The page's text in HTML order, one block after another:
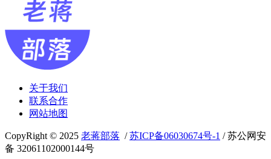
关于我们
联系合作
网站地图
CopyRight © 2025 老蒋部落 /苏ICP备06030674号-1 / 苏公网安
备 32061102000144号